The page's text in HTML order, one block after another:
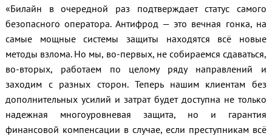
«Билайн в очередной раз подтверждает статус самого
безопасного оператора. Антифрод — это вечная гонка, на
самые мощные системы защиты находятся всё новые
методы взлома. Но мы, во-первых, не собираемся сдаваться,
во-вторых, работаем по целому ряду направлений и
заходим с разных сторон. Теперь нашим клиентам без
дополнительных усилий и затрат будет доступна не только
надежная многоуровневая защита, но и гарантия
финансовой компенсации в случае, если преступникам всё